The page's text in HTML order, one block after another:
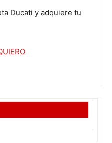
Ducati y adquiere tu